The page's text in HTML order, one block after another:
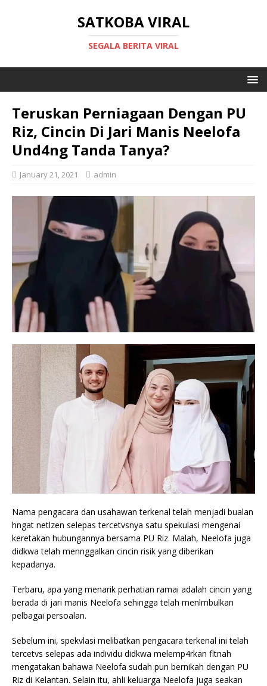
SATKOBA VIRAL
SEGALA BERITA VIRAL
Teruskan Perniagaan Dengan PU
Riz, Cincin Di Jari Manis Neelofa
Und4ng Tanda Tanya?
January 21, 2021 admin
Nama pengacara dan usahawan terkenal telah menjadi bualan
hngat netlzen selepas tercetvsnya satu spekulasi mengenai
keretakan hubungannya bersama PU Riz. Malah, Neelofa juga
didkwa telah mennggalkan cincin risik yang diberikan
kepadanya.
Terbaru, apa yang menarik perhatian ramai adalah cincin yang
berada di jari manis Neelofa sehingga telah menlmbulkan
pelbagai persoalan.
Sebelum ini, spekvlasi melibatkan pengacara terkenal ini telah
tercetvs selepas ada individu didkwa melemp4rkan fltnah
mengatakan bahawa Neelofa sudah pun bernikah dengan PU
Riz di Kelantan. Selain itu, ahli keluarga Neelofa juga seakan